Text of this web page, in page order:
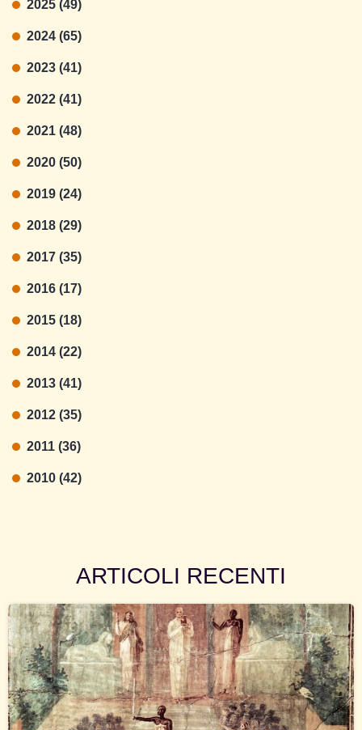
2025 (49)
2024 (65)
2023 (41)
2022 (41)
2021 (48)
2020 (50)
2019 (24)
2018 (29)
2017 (35)
2016 (17)
2015 (18)
2014 (22)
2013 (41)
2012 (35)
2011 (36)
2010 (42)
ARTICOLI RECENTI